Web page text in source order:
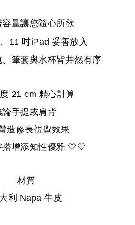
容量讓您隨心所欲
11 吋iPad 妥善放入
筆套與水杯皆井然有序
21 cm 精心計算
論手提或肩背
造修長視覺效果
增添知性優雅 🤍🤍
材質
利 Napa牛皮